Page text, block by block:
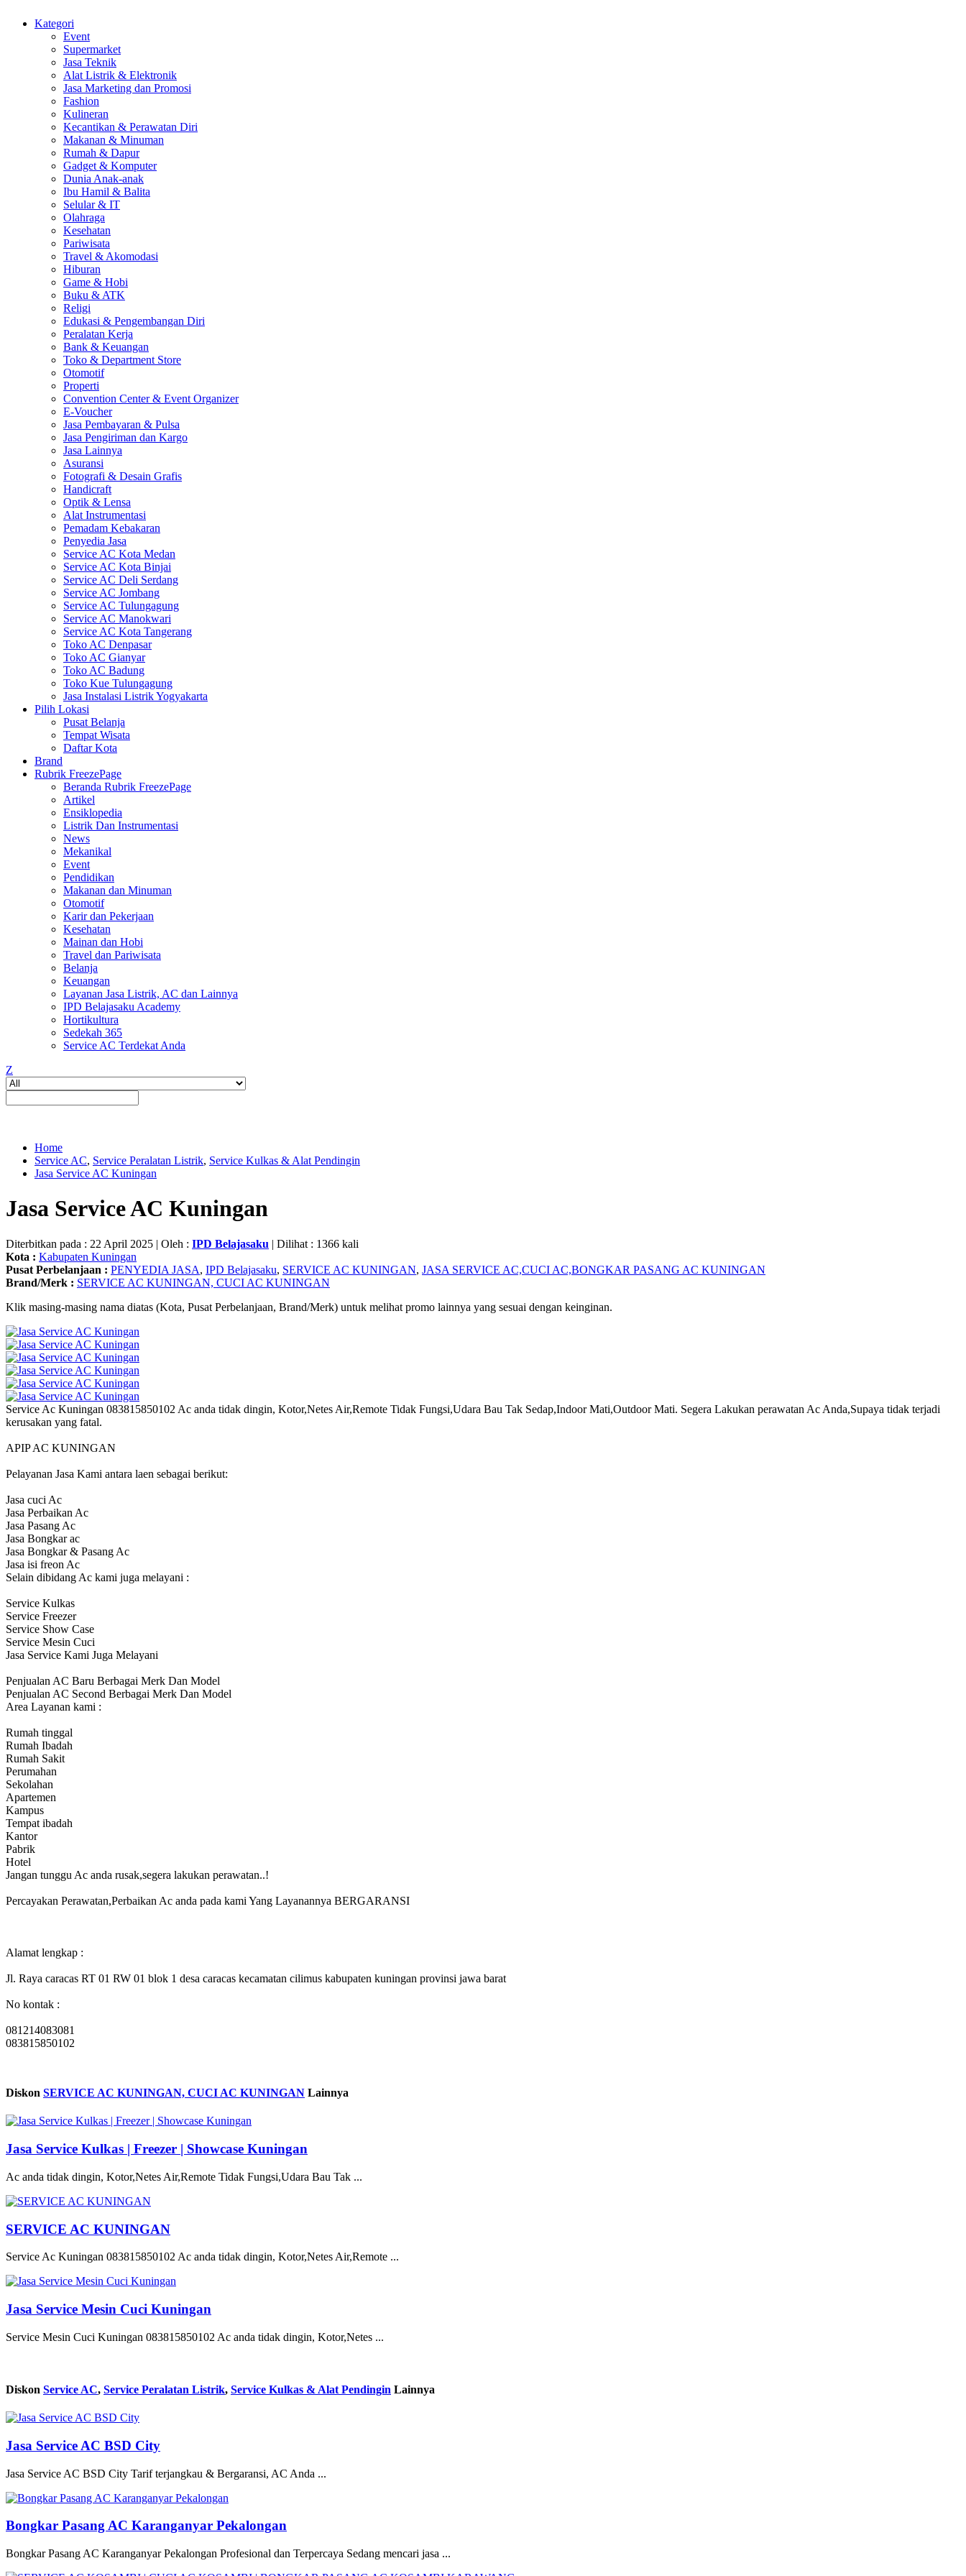
Kategori
Event
Supermarket
Jasa Teknik
Alat Listrik & Elektronik
Jasa Marketing dan Promosi
Fashion
Kulineran
Kecantikan & Perawatan Diri
Makanan & Minuman
Rumah & Dapur
Gadget & Komputer
Dunia Anak-anak
Ibu Hamil & Balita
Selular & IT
Olahraga
Kesehatan
Pariwisata
Travel & Akomodasi
Hiburan
Game & Hobi
Buku & ATK
Religi
Edukasi & Pengembangan Diri
Peralatan Kerja
Bank & Keuangan
Toko & Department Store
Otomotif
Properti
Convention Center & Event Organizer
E-Voucher
Jasa Pembayaran & Pulsa
Jasa Pengiriman dan Kargo
Jasa Lainnya
Asuransi
Fotografi & Desain Grafis
Handicraft
Optik & Lensa
Alat Instrumentasi
Pemadam Kebakaran
Penyedia Jasa
Service AC Kota Medan
Service AC Kota Binjai
Service AC Deli Serdang
Service AC Jombang
Service AC Tulungagung
Service AC Manokwari
Service AC Kota Tangerang
Toko AC Denpasar
Toko AC Gianyar
Toko AC Badung
Toko Kue Tulungagung
Jasa Instalasi Listrik Yogyakarta
Pilih Lokasi
Pusat Belanja
Tempat Wisata
Daftar Kota
Brand
Rubrik FreezePage
Beranda Rubrik FreezePage
Artikel
Ensiklopedia
Listrik Dan Instrumentasi
News
Mekanikal
Event
Pendidikan
Makanan dan Minuman
Otomotif
Karir dan Pekerjaan
Kesehatan
Mainan dan Hobi
Travel dan Pariwisata
Belanja
Keuangan
Layanan Jasa Listrik, AC dan Lainnya
IPD Belajasaku Academy
Hortikultura
Sedekah 365
Service AC Terdekat Anda
Z
Home
Service AC, Service Peralatan Listrik, Service Kulkas & Alat Pendingin
Jasa Service AC Kuningan
Jasa Service AC Kuningan
Diterbitkan pada : 22 April 2025 | Oleh : IPD Belajasaku | Dilihat : 1366 kali
Kota : Kabupaten Kuningan
Pusat Perbelanjaan : PENYEDIA JASA, IPD Belajasaku, SERVICE AC KUNINGAN, JASA SERVICE AC,CUCI AC,BONGKAR PASANG AC KUNINGAN
Brand/Merk : SERVICE AC KUNINGAN, CUCI AC KUNINGAN
Klik masing-masing nama diatas (Kota, Pusat Perbelanjaan, Brand/Merk) untuk melihat promo lainnya yang sesuai dengan keinginan.
Service Ac Kuningan 083815850102 Ac anda tidak dingin, Kotor,Netes Air,Remote Tidak Fungsi,Udara Bau Tak Sedap,Indoor Mati,Outdoor Mati. Segera Lakukan perawatan Ac Anda,Supaya tidak terjadi
kerusakan yang fatal.
APIP AC KUNINGAN
Pelayanan Jasa Kami antara laen sebagai berikut:
Jasa cuci Ac
Jasa Perbaikan Ac
Jasa Pasang Ac
Jasa Bongkar ac
Jasa Bongkar & Pasang Ac
Jasa isi freon Ac
Selain dibidang Ac kami juga melayani :
Service Kulkas
Service Freezer
Service Show Case
Service Mesin Cuci
Jasa Service Kami Juga Melayani
Penjualan AC Baru Berbagai Merk Dan Model
Penjualan AC Second Berbagai Merk Dan Model
Area Layanan kami :
Rumah tinggal
Rumah Ibadah
Rumah Sakit
Perumahan
Sekolahan
Apartemen
Kampus
Tempat ibadah
Kantor
Pabrik
Hotel
Jangan tunggu Ac anda rusak,segera lakukan perawatan..!
Percayakan Perawatan,Perbaikan Ac anda pada kami Yang Layanannya BERGARANSI
Alamat lengkap :
Jl. Raya caracas RT 01 RW 01 blok 1 desa caracas kecamatan cilimus kabupaten kuningan provinsi jawa barat
No kontak :
081214083081
083815850102
Diskon SERVICE AC KUNINGAN, CUCI AC KUNINGAN Lainnya
Jasa Service Kulkas | Freezer | Showcase Kuningan
Ac anda tidak dingin, Kotor,Netes Air,Remote Tidak Fungsi,Udara Bau Tak ...
SERVICE AC KUNINGAN
Service Ac Kuningan 083815850102 Ac anda tidak dingin, Kotor,Netes Air,Remote ...
Jasa Service Mesin Cuci Kuningan
Service Mesin Cuci Kuningan 083815850102 Ac anda tidak dingin, Kotor,Netes ...
Diskon Service AC, Service Peralatan Listrik, Service Kulkas & Alat Pendingin Lainnya
Jasa Service AC BSD City
Jasa Service AC BSD City Tarif terjangkau & Bergaransi, AC Anda ...
Bongkar Pasang AC Karanganyar Pekalongan
Bongkar Pasang AC Karanganyar Pekalongan Profesional dan Terpercaya Sedang mencari jasa ...